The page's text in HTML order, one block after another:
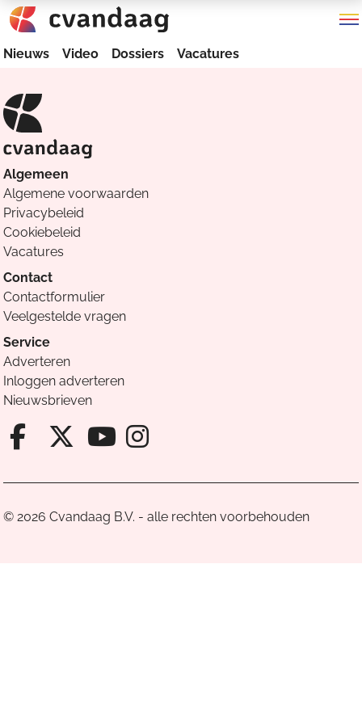
Nieuws Video Dossiers Vacatures
Algemeen
Algemene voorwaarden
Privacybeleid
Cookiebeleid
Vacatures
Contact
Contactformulier
Veelgestelde vragen
Service
Adverteren
Inloggen adverteren
Nieuwsbrieven
Facebook van Cvandaag
X van Cvandaag
Instagram van
© 2026 Cvandaag B.V. - alle rechten voorbehouden